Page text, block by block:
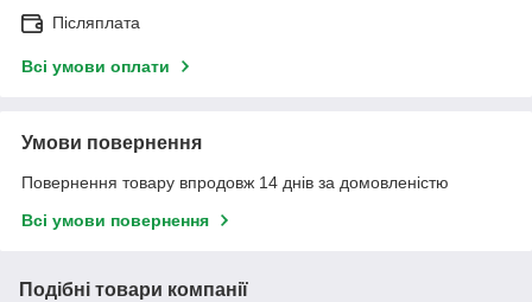
Післяплата
Всі умови оплати
Умови повернення
Повернення товару впродовж 14 днів за домовленістю
Всі умови повернення
Подібні товари компанії